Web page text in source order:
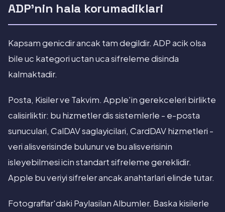
ADP'nin hala korumadiklari
Kapsam genicdir ancak tam degildir. ADP acik olsa
bile uc kategori uctan uca sifreleme disinda
kalmaktadir.
Posta, Kisiler ve Takvim. Apple'in gerekceleri birlikte
calisirliktir: bu hizmetler dis sistemlerle - e-posta
sunuculari, CalDAV saglayicilari, CardDAV hizmetleri -
veri alisverisinde bulunur ve bu alisverisinin
isleyebilmesi icin standart sifreleme gereklidir.
Apple bu veriyi sifreler ancak anahtarlari elinde tutar.
Fotograflar'daki Paylasilan Albumler. Baska kisilerle